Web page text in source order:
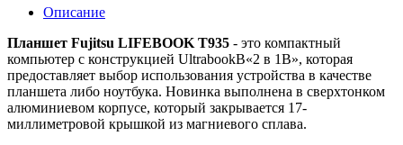
Описание
Планшет Fujitsu LIFEBOOK T935 - это компактный
компьютер с конструкцией UltrabookВ«2 в 1В», которая
предоставляет выбор использования устройства в качестве
планшета либо ноутбука. Новинка выполнена в сверхтонком
алюминиевом корпусе, который закрывается 17-
миллиметровой крышкой из магниевого сплава.